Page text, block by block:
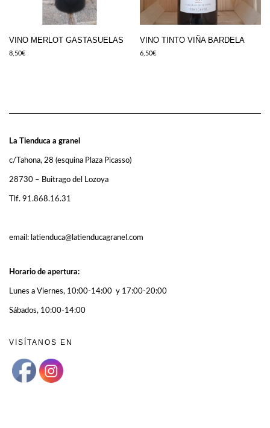
VINO MERLOT GASTASUELAS
8,50€
VINO TINTO VIÑA BARDELA
6,50€
La Tienduca a granel
c/Tahona, 28 (esquina Plaza Picasso)
28730 – Buitrago del Lozoya
Tlf. 91.868.16.31
email: latienduca@latienducagranel.com
Horario de apertura:
Lunes a Viernes, 10:00-14:00 y 17:00-20:00
Sábados, 10:00-14:00
VISÍTANOS EN